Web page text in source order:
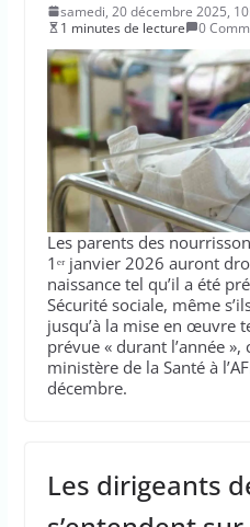
samedi, 20 décembre 2025,
1 minutes de lecture
0
Les parents des
1ᵉʳ janvier 2026 auront
naissance tel qu’il a été
Sécurité sociale, même
jusqu’à la mise en œuvre
prévue « durant l’année »,
ministère de la Santé à
décembre.
Les dirigeants